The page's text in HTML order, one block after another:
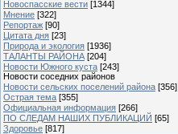
Новоспасские вести [1344]
Мнение [322]
Репортаж [90]
Цитата дня [23]
Природа и экология [1936]
ТАЛАНТЫ РАЙОНА [204]
Новости Южного куста [243]
Новости соседних районов
Новости сельских поселений района [356]
Острая тема [355]
Официальная информация [266]
ПО СЛЕДАМ НАШИХ ПУБЛИКАЦИЙ [65]
Здоровье [817]